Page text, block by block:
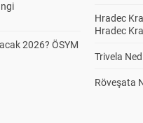
2026? ÖSYM
Hradec
Hradec
Trivela
Röveşata